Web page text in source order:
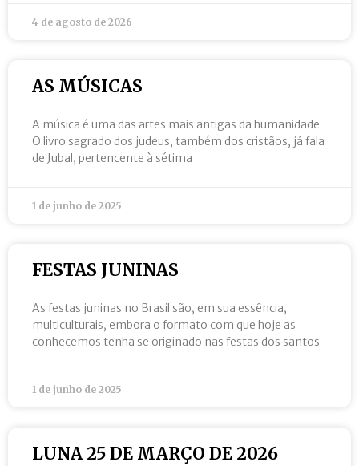
4 de agosto de 2026
AS MÚSICAS
A música é uma das artes mais antigas da humanidade.
O livro sagrado dos judeus, também dos cristãos, já fala
de Jubal, pertencente à sétima
1 de junho de 2025
FESTAS JUNINAS
As festas juninas no Brasil são, em sua essência,
multiculturais, embora o formato com que hoje as
conhecemos tenha se originado nas festas dos santos
1 de junho de 2025
LUNA 25 DE MARÇO DE 2026